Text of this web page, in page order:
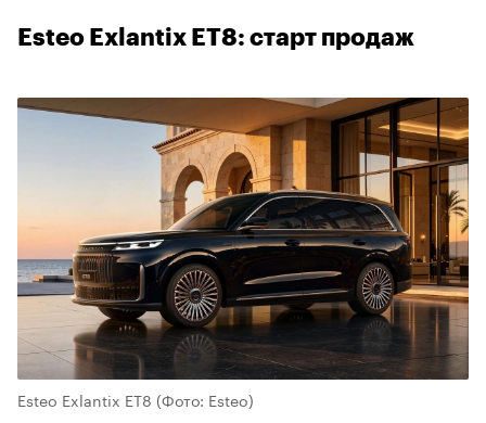
Esteo Exlantix ET8: старт продаж
Esteo Exlantix ET8 (Фото: Esteo)